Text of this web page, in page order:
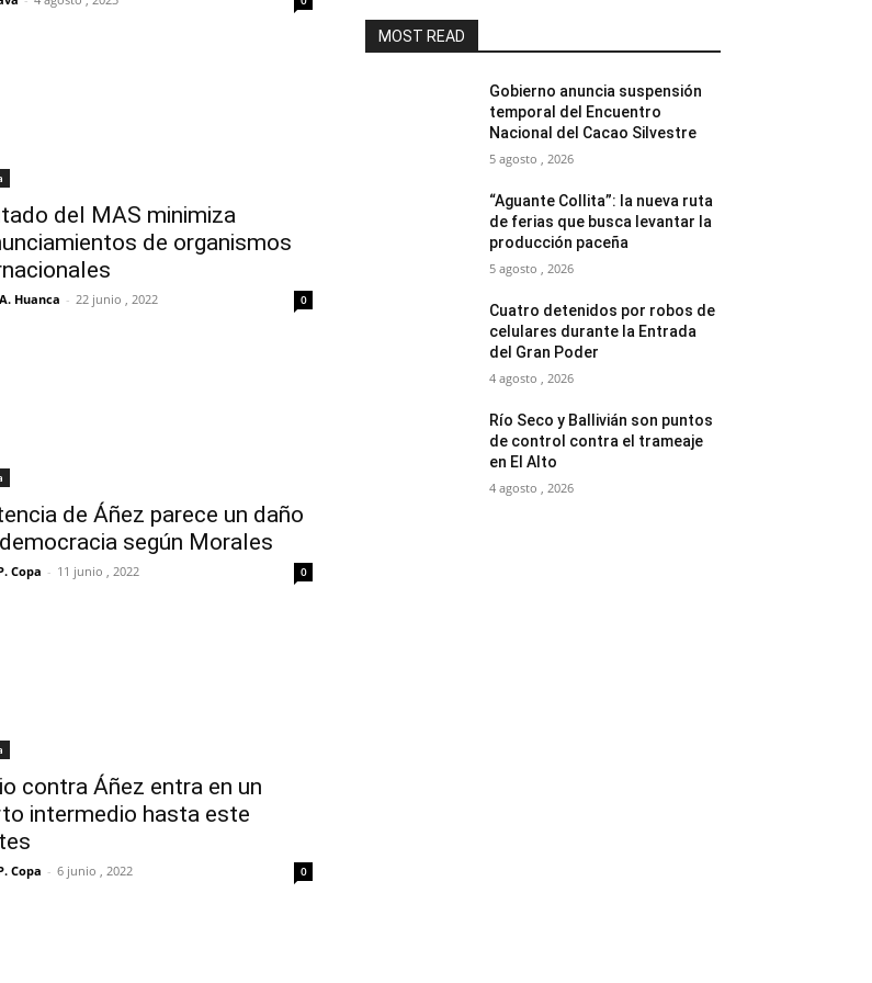
del MAS minimiza
de organismos
Huanca - 22 junio , 2022 0
de Áñez parece un daño
según Morales
Copa - 11 junio , 2022 0
contra Áñez entra en un
intermedio hasta este
Copa - 6 junio , 2022 0
MOST READ
Gobierno anuncia suspensión
temporal del Encuentro
Nacional del Cacao Silvestre
5 agosto , 2026
“Aguante Collita”: la nueva ruta
de ferias que busca levantar la
producción paceña
5 agosto , 2026
Cuatro detenidos por robos de
celulares durante la Entrada
del Gran Poder
4 agosto , 2026
Río Seco y Ballivián son puntos
de control contra el trameaje
en El Alto
4 agosto , 2026